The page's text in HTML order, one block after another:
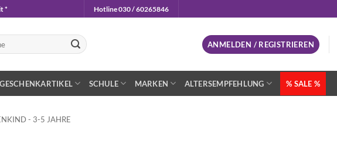
* Hotline 030 / 60265846
ANMELDEN / REGISTRIEREN
GESCHENKARTIKEL SCHULE MARKEN ALTERSEMPFEHLUNG % SALE %
- 3-5 JAHRE